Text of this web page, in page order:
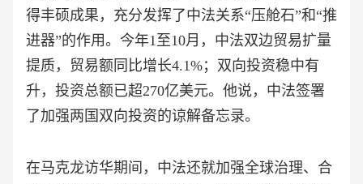
得丰硕成果，充分发挥了中法关系“压舱石”和“推
进器”的作用。今年1至10月，中法双边贸易扩量
提质，贸易额同比增长4.1%；双向投资稳中有
升，投资总额已超270亿美元。他说，中法签署
了加强两国双向投资的谅解备忘录。
在马克龙访华期间，中法还就加强全球治理、合